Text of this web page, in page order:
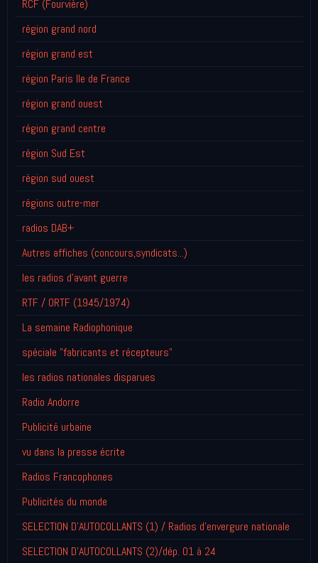
RCF (Fourvière)
région grand nord
région grand est
région Paris Ile de France
région grand ouest
région grand centre
région Sud Est
région sud ouest
régions outre-mer
radios DAB+
Autres affiches (concours,syndicats...)
les radios d'avant guerre
RTF / ORTF (1945/1974)
La semaine Radiophonique
spéciale "fabricants et récepteurs"
les radios nationales disparues
Radio Andorre
Publicité urbaine
vu dans la presse écrite
Radios Francophones
Publicités du monde
SELECTION D'AUTOCOLLANTS (1) / Radios d'envergure nationale
SELECTION D'AUTOCOLLANTS (2)/dép. 01 à 24